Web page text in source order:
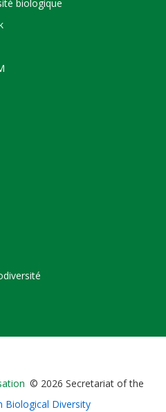
biologique
Bioland
-
© 2026 Secretariat of the
Biological Diversity